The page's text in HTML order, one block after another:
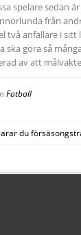
spelare sedan
från
två anfallare i
ska göra så
av att
Fotboll
du